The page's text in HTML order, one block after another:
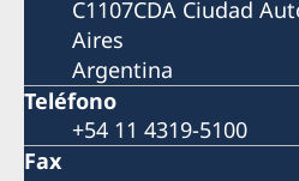
C1107CDA Ciudad
Aires
Argentina
Teléfono
+54 11 4319-5100
Fax